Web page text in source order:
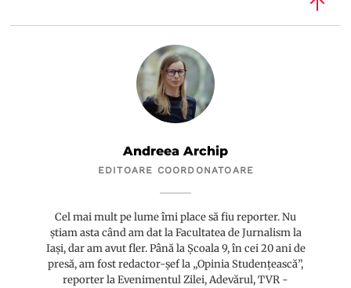
Andreea Archip
EDITOARE COORDONATOARE
Cel mai mult pe lume îmi place să fiu reporter. Nu
știam asta când am dat la Facultatea de Jurnalism la
Iași, dar am avut fler. Până la Școala 9, în cei 20 ani de
presă, am fost redactor-șef la „Opinia Studențească”,
reporter la Evenimentul Zilei, Adevărul, TVR -